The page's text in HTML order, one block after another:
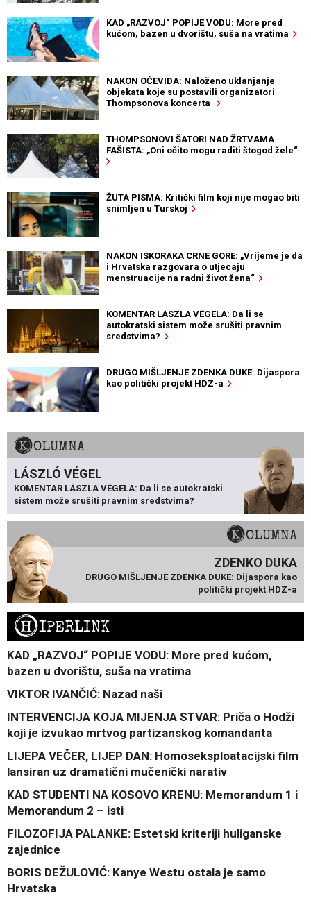
KAD „RAZVOJ“ POPIJE VODU: More pred
kućom, bazen u dvorištu, suša na vratima
NAKON OČEVIDA: Naloženo uklanjanje
objekata koje su postavili organizatori
Thompsonova koncerta
THOMPSONOVI ŠATORI NAD ŽRTVAMA
FAŠISTA: „Oni očito mogu raditi štogod žele“
ŽUTA PISMA: Kritički film koji nije mogao biti
snimljen u Turskoj
NAKON ISKORAKA CRNE GORE: „Vrijeme je da
i Hrvatska razgovara o utjecaju
menstruacije na radni život žena“
KOMENTAR LÁSZLA VÉGELA: Da li se
autokratski sistem može srušiti pravnim
sredstvima?
DRUGO MIŠLJENJE ZDENKA DUKE: Dijaspora
kao politički projekt HDZ-a
KOLUMNA
LÁSZLÓ VÉGEL
KOMENTAR LÁSZLA VÉGELA: Da li se autokratski
sistem može srušiti pravnim sredstvima?
KOLUMNA
ZDENKO DUKA
DRUGO MIŠLJENJE ZDENKA DUKE: Dijaspora kao
politički projekt HDZ-a
HIPERLINK
KAD „RAZVOJ“ POPIJE VODU: More pred kućom,
bazen u dvorištu, suša na vratima
VIKTOR IVANČIĆ: Nazad naši
INTERVENCIJA KOJA MIJENJA STVAR: Priča o Hodži
koji je izvukao mrtvog partizanskog komandanta
LIJEPA VEČER, LIJEP DAN: Homoseksploatacijski film
lansiran uz dramatični mučenički narativ
KAD STUDENTI NA KOSOVO KRENU: Memorandum 1 i
Memorandum 2 – isti
FILOZOFIJA PALANKE: Estetski kriteriji huliganske
zajednice
BORIS DEŽULOVIĆ: Kanye Westu ostala je samo
Hrvatska